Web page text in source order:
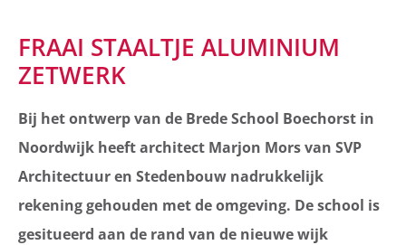
FRAAI STAALTJE ALUMINIUM
ZETWERK
Bij het ontwerp van de Brede School Boechorst in
Noordwijk heeft architect Marjon Mors van SVP
Architectuur en Stedenbouw nadrukkelijk
rekening gehouden met de omgeving. De school is
gesitueerd aan de rand van de nieuwe wijk